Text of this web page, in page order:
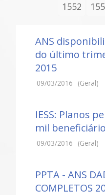
1552
ANS
do último
2015
09/03/2016 (Geral)
IESS: Planos
mil
09/03/2016 (Geral)
PPTA - ANS
COMPLETOS